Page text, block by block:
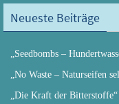
Neueste Beiträge
„Seedbombs –
„No Waste – Naturseifen
„Die Kraft der Bitterstoffe“